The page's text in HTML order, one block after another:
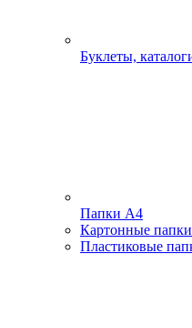
Буклеты,
Папки А4
Картонные папки
Пластиковые